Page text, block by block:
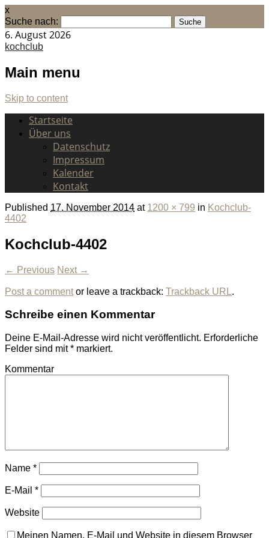
x
Suche nach:
6. August 2026
kochclub
Main menu
Skip to content
Startseite
Über uns
Datenschutz
Impressum
Kalender
Kontakt
Published 17. November 2014 at 1200 × 799 in Kochclub-
4402
Kochclub-4402
← Previous Next →
Post a commentor leave a trackback: Trackback URL.
Schreibe einen Kommentar
Deine E-Mail-Adresse wird nicht veröffentlicht. Erforderliche
Felder sind mit* markiert.
Kommentar
Name *
E-Mail *
Website
Meinen Namen, E-Mail und Website in diesem Browser